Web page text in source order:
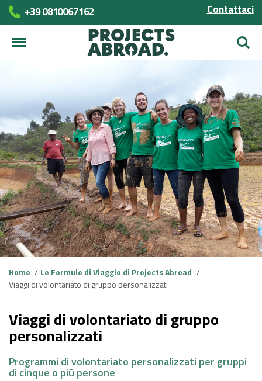
+39 0810067162 Contattaci
Cerca
Home
Le Formule di Viaggio di Projects Abroad
Viaggi di volontariato di gruppo personalizzati
Viaggi di volontariato di gruppo
personalizzati
Programmi di volontariato personalizzati per gruppi
di cinque o più persone